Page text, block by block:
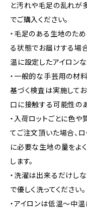
と汚れや毛足の乱れが
でご購入ください。
・毛足のある生地のた
る状態でお届けする場
温に設定したアイロンな
・一般的な手芸用の材
基づく検査は実施して
口に接触する可能性の
・入荷ロットごとに色
てご注文頂いた場合、
に必要な生地の量をよ
します。
・洗濯は出来るだけし
で優しく洗ってください。
・アイロンは低温〜中温